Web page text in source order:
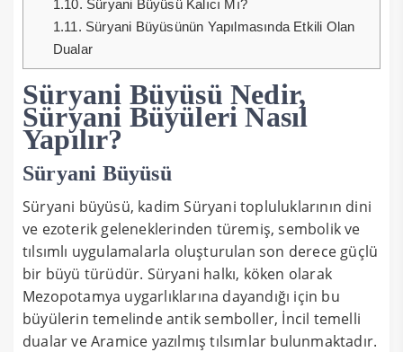
1.10. Süryani Büyüsü Kalıcı Mı?
1.11. Süryani Büyüsünün Yapılmasında Etkili Olan
Dualar
Süryani Büyüsü Nedir,
Süryani Büyüleri Nasıl
Yapılır?
Süryani Büyüsü
Süryani büyüsü, kadim Süryani topluluklarının dini
ve ezoterik geleneklerinden türemiş, sembolik ve
tılsımlı uygulamalarla oluşturulan son derece güçlü
bir büyü türüdür. Süryani halkı, köken olarak
Mezopotamya uygarlıklarına dayandığı için bu
büyülerin temelinde antik semboller, İncil temelli
dualar ve Aramice yazılmış tılsımlar bulunmaktadır.